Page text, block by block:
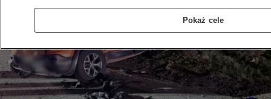
Pokaż cele